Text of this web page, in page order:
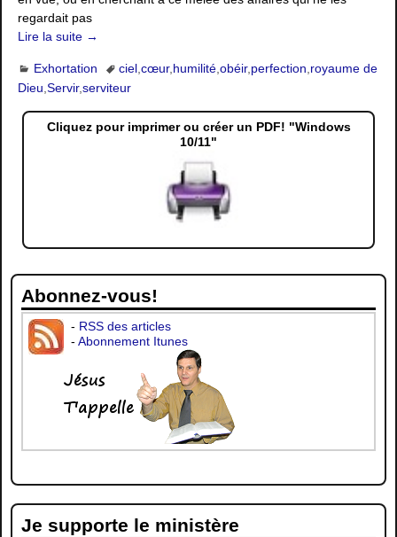
regardait pas
Lire la suite →
Exhortation ciel, cœur, humilité, obéir, perfection royaume de
Dieu ,Servir,serviteur
Cliquez pour imprimer ou créer un PDF! "Windows
10/11"
Abonnez-vous!
- RSS des articles
-Abonnement Itunes
Je supporte le ministère